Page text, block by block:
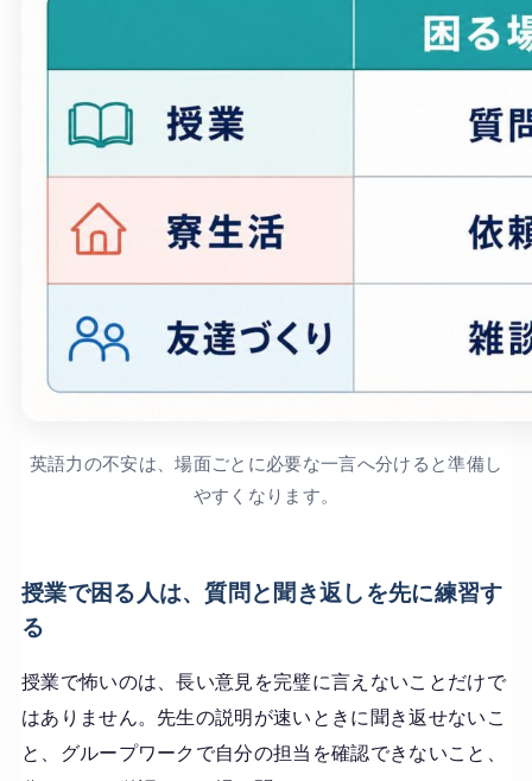
英語力の不安は、場面ごとに必要な一言へ分けると準備し
やすくなります。
授業で困る人は、質問と聞き返しを先に練習す
る
授業で怖いのは、長い意見を完璧に言えないことだけで
はありません。先生の説明が速いときに聞き返せないこ
と、グループワークで自分の担当を確認できないこと、